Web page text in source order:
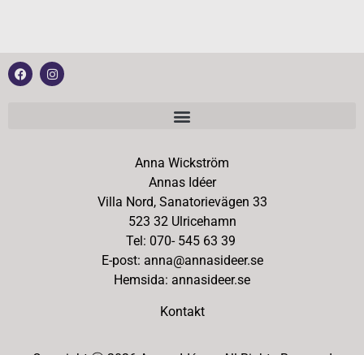
Anna Wickström
Annas Idéer
Villa Nord, Sanatorievägen 33
523 32 Ulricehamn
Tel: 070- 545 63 39
E-post: anna@annasideer.se
Hemsida: annasideer.se
Kontakt